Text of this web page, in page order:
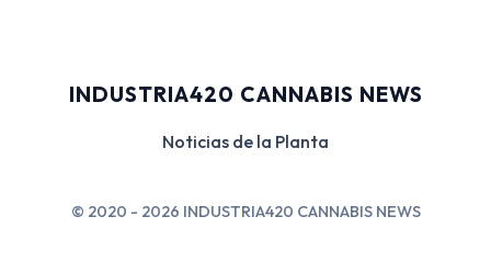
INDUSTRIA420 CANNABIS NEWS
Noticias de la Planta
© 2020 - 2026 INDUSTRIA420 CANNABIS NEWS